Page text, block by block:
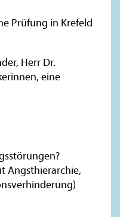
Prüfung in Krefeld
Herr Dr.
eine
Angsthierarchie,